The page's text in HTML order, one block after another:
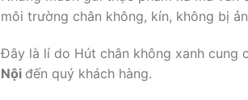
môi trường chân không, kín, không bị
Đây là lí do Hút chân không xanh cung
Nội đến quý khách hàng.